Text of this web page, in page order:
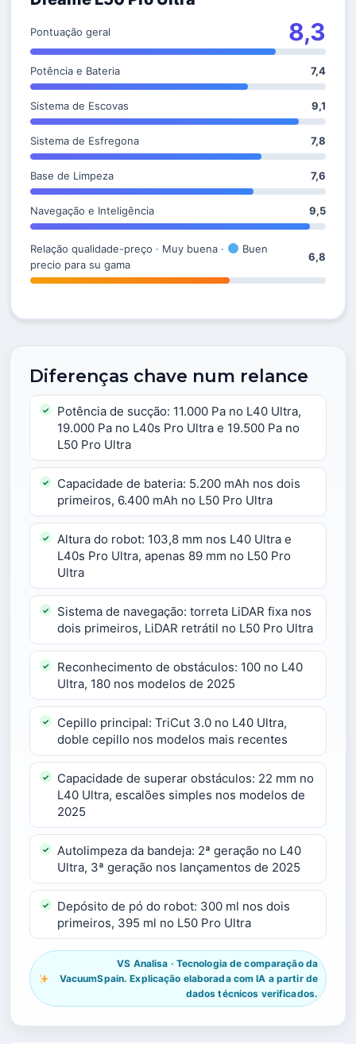
Pontuação geral 8,3
Potência e Bateria 7,4
Sistema de Escovas 9,1
Sistema de Esfregona 7,8
Base de Limpeza 7,6
Navegação e Inteligência 9,5
Relação qualidade-preço · Muy buena ·
Buen
precio para su gama
6,8
Diferenças chave num relance
Potência de sucção: 11.000 Pa no L40 Ultra,
19.000 Pa no L40s Pro Ultra e 19.500 Pa no
L50 Pro Ultra
Capacidade de bateria: 5.200 mAh nos dois
primeiros, 6.400 mAh no L50 Pro Ultra
Altura do robot: 103,8 mm nos L40 Ultra e
L40s Pro Ultra, apenas 89 mm no L50 Pro
Ultra
Sistema de navegação: torreta LiDAR fixa nos
dois primeiros, LiDAR retrátil no L50 Pro Ultra
Reconhecimento de obstáculos: 100 no L40
Ultra, 180 nos modelos de 2025
Cepillo principal: TriCut 3.0 no L40 Ultra,
doble cepillo nos modelos mais recentes
Capacidade de superar obstáculos: 22 mm no
L40 Ultra, escalões simples nos modelos de
2025
Autolimpeza da bandeja: 2ª geração no L40
Ultra, 3ª geração nos lançamentos de 2025
Depósito de pó do robot: 300 ml nos dois
primeiros, 395 ml no L50 Pro Ultra
VS Analisa · Tecnologia de comparação da
VacuumSpain. Explicação elaborada com IA a partir de
dados técnicos verificados.